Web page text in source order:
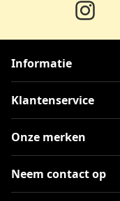
Informatie
Klantenservice
Onze merken
Neem contact op